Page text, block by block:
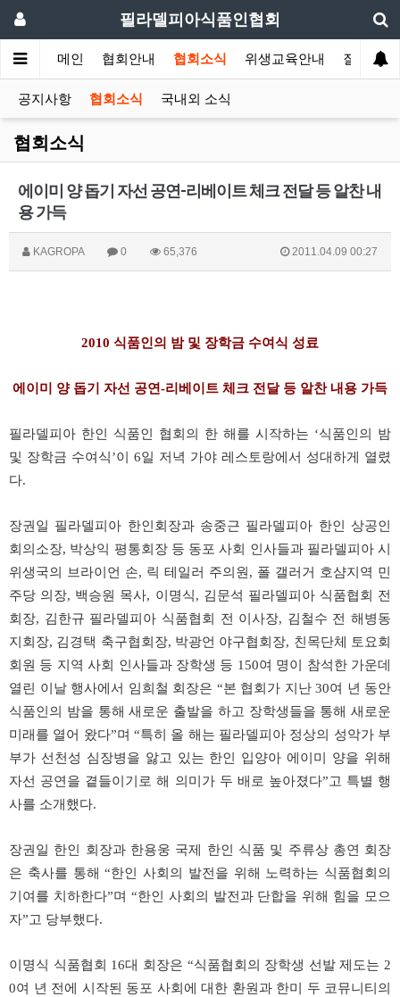
필라델피아식품인협회
메인 협회안내 협회소식 위생교육안내 질의답변
공지사항 협회소식 국내외 소식
협회소식
에이미 양 돕기 자선 공연-리베이트 체크 전달 등 알찬 내
용 가득
KAGROPA 0 65,376 2011.04.09 00:27
2010 식품인의 밤 및 장학금 수여식 성료
에이미 양 돕기 자선 공연-리베이트 체크 전달 등 알찬 내용 가득
필라델피아 한인 식품인 협회의 한 해를 시작하는 ‘식품인의
밤
및 장학금 수여식’이 6일 저녁 가야 레스토랑에서 성대하게
열렸
다.
장권일 필라델피아 한인회장과 송중근 필라델피아 한인
상공인
회의소장, 박상익 평통회장 등 동포 사회 인사들과 필라델피아 시
위생국의
브라이언 손, 릭 테일러 주의원 , 폴 갤러거 호샴지역 민
주당 의장, 백승원 목사, 이명식, 김문석 필라델피아 식품협회
전
회장, 김한규 필라델피아 식품협회 전 이사장, 김철수 전 해병동
지회장, 김경택 축구협회장, 박광언 야구협회장, 친목단체
토요회
회원 등 지역 사회 인사들과 장학생 등 150여 명이 참석한 가운데
열린
이날 행사에서 임희철 회장은 “본 협회가 지난30여 년 동안
식품인의
밤을 통해 새로운 출발을 하고 장학생들을 통해 새로운
미래를 열어 왔다”며 “특히 올 해는 필라델피아 정상의 성악가 부
부가 선천성 심장병을 앓고 있는 한인 입양아 에이미 양을 위해
자선 공연을 곁들이기로 해 의미가 두 배로 높아졌다”고 특별 행
사를 소개했다.
장권일 한인 회장과 한용웅 국제 한인 식품 및 주류상 총연 회장
은 축사를 통해 “한인 사회의 발전을 위해 노력하는 식품협회의
기여를 치하한다”며 “한인 사회의 발전과 단합을 위해 힘을 모으
자”고 당부했다.
이명식 식품협회 16대 회장은 “식품협회의 장학생 선발 제도는 2
0여 년 전에 시작된 동포 사회에 대한 환원과 한미 두 코뮤니티의